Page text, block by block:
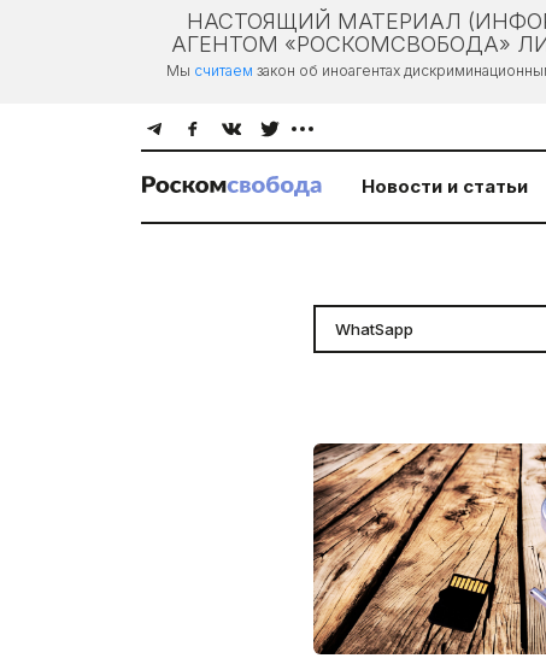
НАСТОЯЩИЙ МАТЕРИАЛ
АГЕНТОМ «РОСКОМСВОБОДА»
Мы считаем закон об иноагентах
Новости и статьи